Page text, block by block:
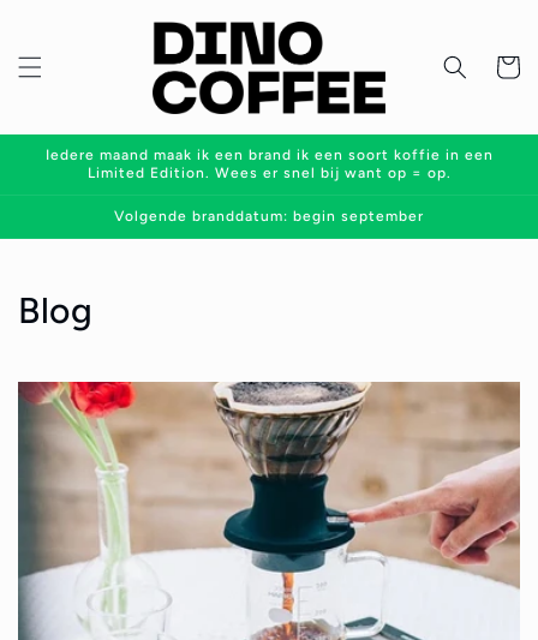
Iedere maand maak ik een brand ik een soort koffie in een
Limited Edition. Wees er snel bij want op = op.
Volgende branddatum: begin september
Blog